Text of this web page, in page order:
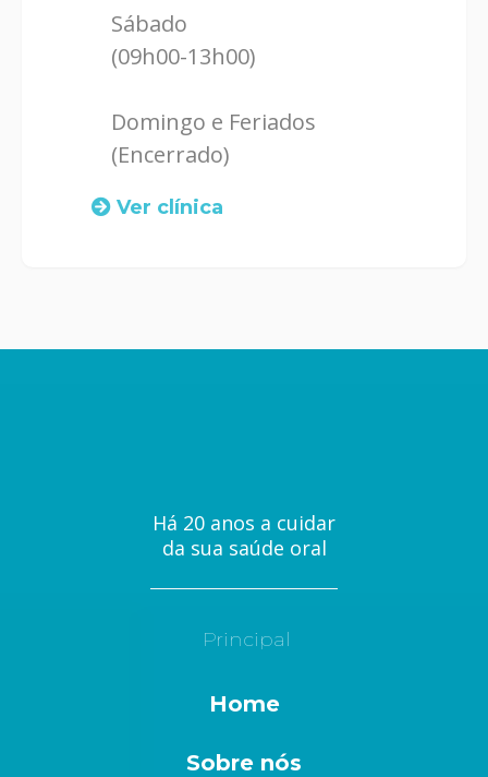
Sábado
(09h00-13h00)
Domingo e Feriados
(Encerrado)
Ver clínica
Há 20 anos a cuidar
da sua saúde oral
Principal
Home
Sobre nós